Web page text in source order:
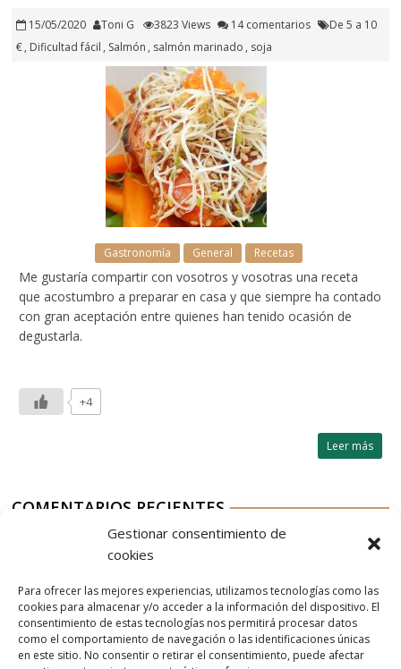
Gestionar consentimiento de
cookies
Para ofrecer las mejores experiencias, utilizamos tecnologías como las
cookies para almacenar y/o acceder a la información del dispositivo. El
consentimiento de estas tecnologías nos permitirá procesar datos
como el comportamiento de navegación o las identificaciones únicas
en este sitio. No consentir o retirar el consentimiento, puede afectar
15/05/2020 Toni G 3823 Views 14 comentarios
De 5 a 10
€, Dificultad fácil , Salmón , salmón marinado , soja
Gastronomía General Recetas
Me gustaría compartir con vosotros y vosotras una receta
que acostumbro a preparar en casa y que siempre ha contado
con gran aceptación entre quienes han tenido ocasión de
degustarla.
+4
Leer más
COMENTARIOS RECIENTES
Jable de Tao 2023
Aurelio G-MenNordés Vermouth Rojo
AitorenNordés Vermouth Rojo
Aurelio G-M en Nordés Vermouth Rojo